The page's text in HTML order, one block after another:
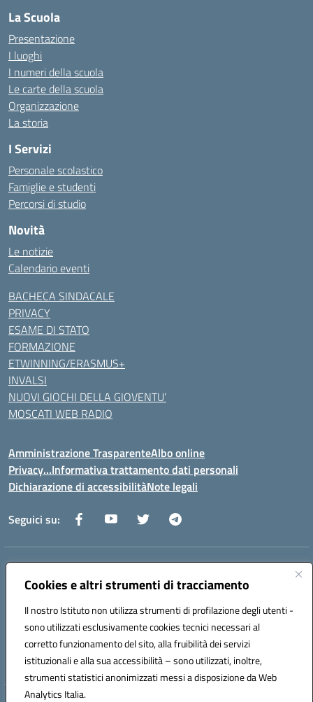
Cookies e altri strumenti di tracciamento
Il nostro Istituto non utilizza strumenti di profilazione degli utenti -
sono utilizzati esclusivamente cookies tecnici necessari al
corretto funzionamento del sito, alla fruibilità dei servizi
istituzionali e alla sua accessibilità – sono utilizzati, inoltre,
strumenti statistici anonimizzati messi a disposizione da Web
Analytics Italia.
La Scuola
Presentazione
I luoghi
I numeri della scuola
Le carte della scuola
Organizzazione
La storia
I Servizi
Personale scolastico
Famiglie e studenti
Percorsi di studio
Novità
Le notizie
Calendario eventi
BACHECA SINDACALE
PRIVACY
ESAME DI STATO
FORMAZIONE
ETWINNING/ERASMUS+
INVALSI
NUOVI GIOCHI DELLA GIOVENTU’
MOSCATI WEB RADIO
Amministrazione TrasparenteAlbo online
Privacy…Informativa trattamento dati personali
Dichiarazione di accessibilitàNote legali
Seguici su:
Indirizzo:
Centralino:089 201032 Email:saic88800v@istruzione.it
Codice fiscale: 80028930651
Codice meccanografico:
saic88800v
Codice unico di fatturazione (CUF): UFLEGP